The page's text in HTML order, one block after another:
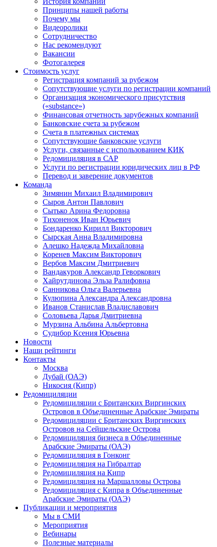
Принципы нашей работы
Почему мы
Видеоролики
Сотрудничество
Нас рекомендуют
Вакансии
Фотогалерея
Стоимость услуг
Регистрация компаний за рубежом
Сопутствующие услуги по регистрации компаний
Организация экономического присутствия
(«substance»)
Финансовая отчетность зарубежных компаний
Банковские счета за рубежом
Счета в платежных системах
Сопутствующие банковские услуги
Услуги, связанные с использованием КИК
Редомициляция в САР
Услуги по регистрации юридических лиц в РФ
Перевод и заверение документов
Команда
Зимянин Михаил Владимирович
Сыров Антон Павлович
Сытько Арина Федоровна
Тихоненок Иван Юрьевич
Бондаренко Кирилл Викторович
Сырская Анна Владимировна
Алешко Надежда Михайловна
Коренев Максим Викторович
Вербов Максим Дмитриевич
Вандакуров Александр Геворкович
Хайрутдинова Эльза Ралифовна
Санникова Ольга Валерьевна
Кулюпина Александра Александровна
Иванов Станислав Владиславович
Соловьева Дарья Дмитриевна
Мурзина Альбина Альбертовна
Судибор Ксения Юрьевна
Новости
Наши рейтинги
Контакты
Москва
Дубай (ОАЭ)
Никосия (Кипр)
Редомициляции
Редомициляции с Британских Виргинских
Островов в Объединенные Арабские Эмираты
Редомициляции с Британских Виргинских
Островов на Сейшельские Острова
Редомициляция бизнеса в Объединенные
Арабские Эмираты (ОАЭ)
Редомициляция в Гонконг
Редомициляция на Гибралтар
Редомициляция на Кипр
Редомициляция на Маршалловы Острова
Редомициляция с Кипра в Объединенные
Арабские Эмираты (ОАЭ)
Публикации и мероприятия
Мы в СМИ
Мероприятия
Вебинары
Полезные материалы